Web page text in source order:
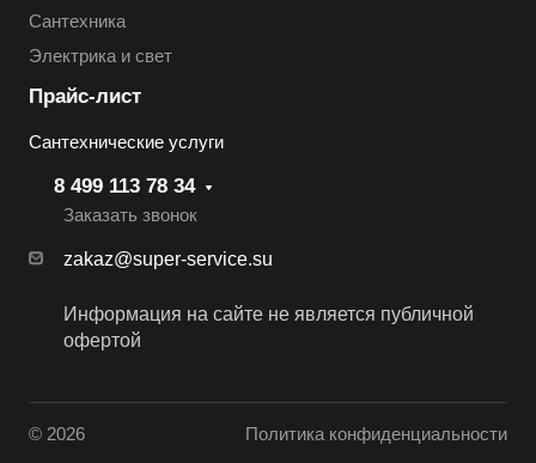
Сантехника
Электрика и свет
Прайс-лист
Сантехнические услуги
8 499 113 78 34
Заказать звонок
zakaz@super-service.su
Информация на сайте не является публичной
офертой
© 2026 Политика конфиденциальности